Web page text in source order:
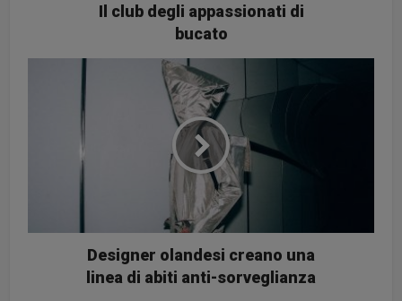
Il club degli appassionati di
bucato
Designer olandesi creano una
linea di abiti anti-sorveglianza